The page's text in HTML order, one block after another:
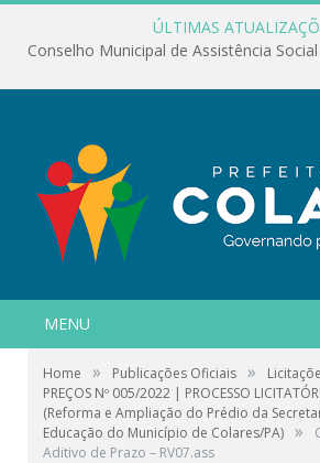
ÚLTIMAS
MENU
Home » Publicações Oficiais »
PREÇOS Nº 005/2022 | PROCESSO
(Reforma e Ampliação do Prédio da
Educação do Município de Colares/PA) »
Aditivo de Prazo – RV07.ass